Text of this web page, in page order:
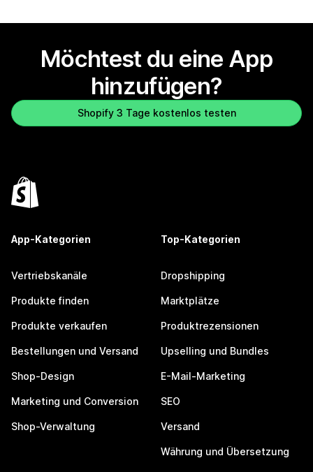
Möchtest du eine App
hinzufügen?
Shopify 3 Tage kostenlos testen
App-Kategorien
Vertriebskanäle
Produkte finden
Produkte verkaufen
Bestellungen und Versand
Shop-Design
Marketing und Conversion
Shop-Verwaltung
Top-Kategorien
Dropshipping
Marktplätze
Produktrezensionen
Upselling und Bundles
E-Mail-Marketing
SEO
Versand
Währung und Übersetzung